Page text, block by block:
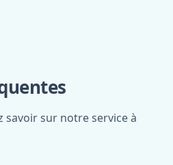
savoir sur notre service à